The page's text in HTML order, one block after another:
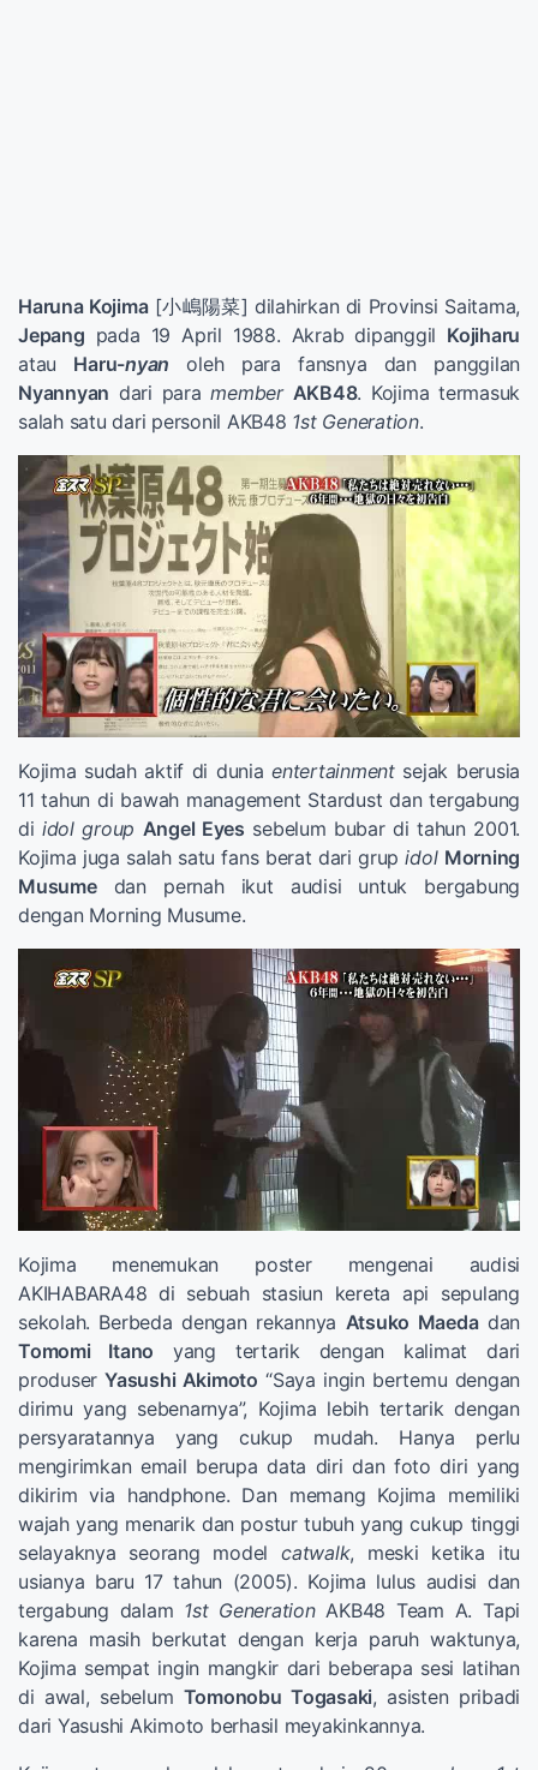
Haruna Kojima[小嶋陽菜] dilahirkan di Provinsi Saitama,
Jepang pada 19 April 1988. Akrab dipanggil Kojiharu
atau Haru-nyan oleh para fansnya dan panggilan
Nyannyan dari paramember AKB48. Kojima termasuk
salah satu dari personil AKB48 1st Generation.
Kojima sudah aktif di duniaentertainmentsejak berusia
11 tahun di bawah management Stardust dan tergabung
di idol group Angel Eyes sebelum bubar di tahun 2001.
Kojima juga salah satu fans berat dari grupidol Morning
Musumedan pernah ikut audisi untuk bergabung
dengan Morning Musume.
Kojima menemukan poster mengenai audisi
AKIHABARA48 di sebuah stasiun kereta api sepulang
sekolah. Berbeda dengan rekannya Atsuko Maedadan
Tomomi Itano yang tertarik dengan kalimat dari
produserYasushi Akimoto “Saya ingin bertemu dengan
dirimu yang sebenarnya”, Kojima lebih tertarik dengan
persyaratannya yang cukup mudah. Hanya perlu
mengirimkan email berupa data diri dan foto diri yang
dikirim via handphone. Dan memang Kojima memiliki
wajah yang menarik dan postur tubuh yang cukup tinggi
selayaknya seorang model catwalk, meski ketika itu
usianya baru 17 tahun (2005). Kojima lulus audisi dan
tergabung dalam 1st GenerationAKB48 Team A. Tapi
karena masih berkutat dengan kerja paruh waktunya,
Kojima sempat ingin mangkir dari beberapa sesi latihan
di awal, sebelum Tomonobu Togasaki, asisten pribadi
dari Yasushi Akimoto berhasil meyakinkannya.